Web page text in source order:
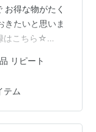
得な物がたく
きたいと思いま
はこちら☆
セール購入品
のプリント ❺
❶VTマスク ＼
リピート
テム